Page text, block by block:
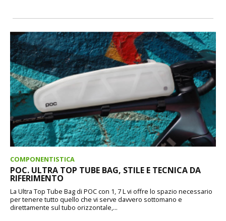
COMPONENTISTICA
POC. ULTRA TOP TUBE BAG, STILE E TECNICA DA
RIFERIMENTO
La Ultra Top Tube Bag di POC con 1, 7 L vi offre lo spazio necessario
per tenere tutto quello che vi serve davvero sottomano e
direttamente sul tubo orizzontale,...